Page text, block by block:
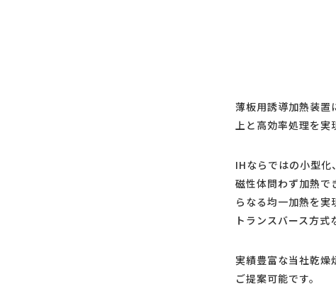
薄板用誘導加熱装置
上と高効率処理を実
IHならではの小型化
磁性体問わず加熱で
らなる均一加熱を実
トランスバース方式
実績豊富な当社乾燥
ご提案可能です。